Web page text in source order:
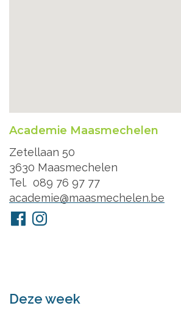
Academie Maasmechelen
Adres
Zetellaan 50
3630 Maasmechelen
Tel.
089 76 97 77
E-
mail
academie@maasmechelen.be
Volg
ons
FacebookInstagram
Deze week